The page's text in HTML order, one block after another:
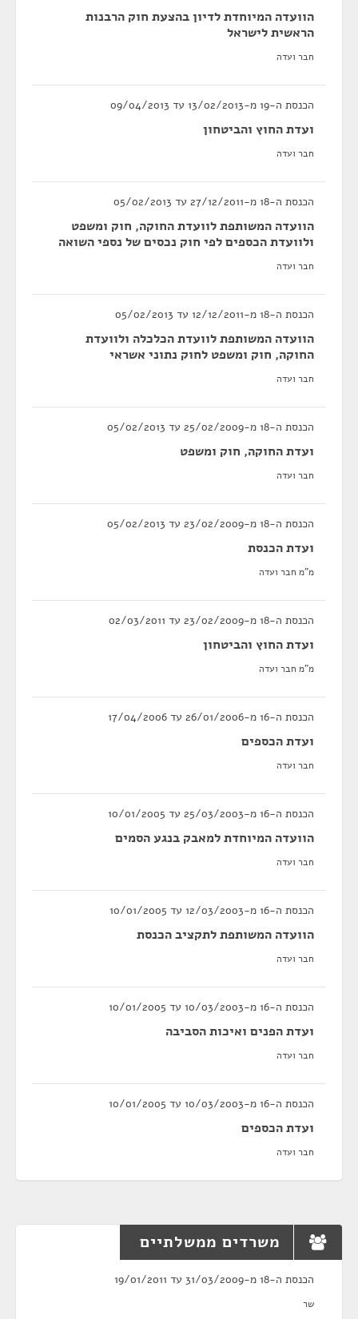
הוועדה המיוחדת לדיון בהצעת חוק הרבנות
הראשית לישראל
חבר ועדה
הכנסת ה-19 מ-13/02/2013 עד 09/04/2013
ועדת החוץ והביטחון
חבר ועדה
הכנסת ה-18 מ-27/12/2011 עד 05/02/2013
הוועדה המשותפת לוועדת החוקה, חוק ומשפט
ולוועדת הכספים לפי חוק נכסים של נספי השואה
חבר ועדה
הכנסת ה-18 מ-12/12/2011 עד 05/02/2013
הוועדה המשותפת לוועדת הכלכלה ולוועדת
החוקה, חוק ומשפט לחוק נתוני אשראי
חבר ועדה
הכנסת ה-18 מ-25/02/2009 עד 05/02/2013
ועדת החוקה, חוק ומשפט
חבר ועדה
הכנסת ה-18 מ-23/02/2009 עד 05/02/2013
ועדת הכנסת
מ"מ חבר ועדה
הכנסת ה-18 מ-23/02/2009 עד 02/03/2011
ועדת החוץ והביטחון
מ"מ חבר ועדה
הכנסת ה-16 מ-26/01/2006 עד 17/04/2006
ועדת הכספים
חבר ועדה
הכנסת ה-16 מ-25/03/2003 עד 10/01/2005
הוועדה המיוחדת למאבק בנגע הסמים
חבר ועדה
הכנסת ה-16 מ-12/03/2003 עד 10/01/2005
הוועדה המשותפת לתקציב הכנסת
חבר ועדה
הכנסת ה-16 מ-10/03/2003 עד 10/01/2005
ועדת הפנים ואיכות הסביבה
חבר ועדה
הכנסת ה-16 מ-10/03/2003 עד 10/01/2005
ועדת הכספים
חבר ועדה
משרדים ממשלתיים
הכנסת ה-18 מ-31/03/2009 עד 19/01/2011
שר